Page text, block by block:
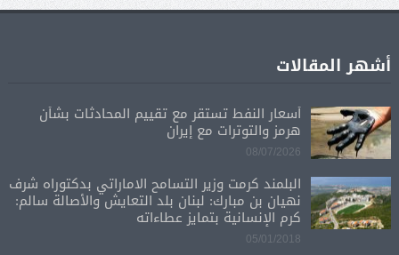
أشهر المقالات
أسعار النفط تستقر مع تقييم المحادثات بشأن
هرمز والتوترات مع إيران
08/07/2026
البلمند كرمت وزير التسامح الاماراتي بدكتوراه شرف
نهيان بن مبارك: لبنان بلد التعايش والأصالة سالم:
كرم الإنسانية بتمايز عطاءاته
05/01/2018